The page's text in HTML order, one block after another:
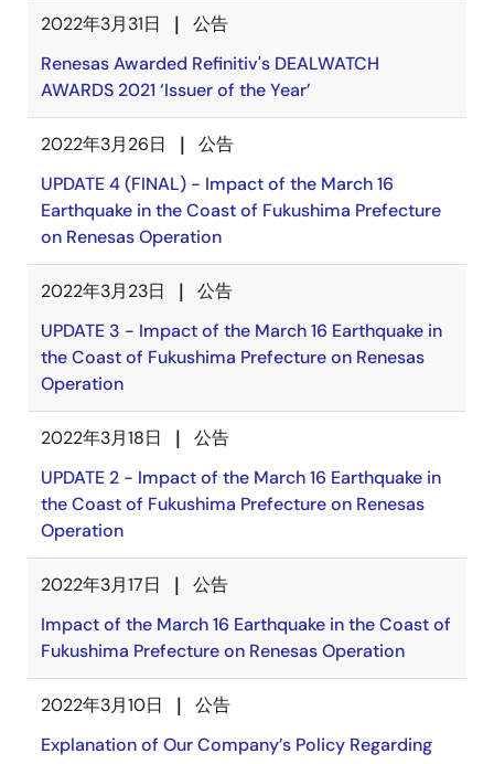
2022年3月31日
公告
Renesas Awarded Refinitiv's DEALWATCH
AWARDS 2021 ‘Issuer of the Year’
2022年3月26日
公告
UPDATE 4 (FINAL) - Impact of the March 16
Earthquake in the Coast of Fukushima Prefecture
on Renesas Operation
2022年3月23日
公告
UPDATE 3 - Impact of the March 16 Earthquake in
the Coast of Fukushima Prefecture on Renesas
Operation
2022年3月18日
公告
UPDATE 2 - Impact of the March 16 Earthquake in
the Coast of Fukushima Prefecture on Renesas
Operation
2022年3月17日
公告
Impact of the March 16 Earthquake in the Coast of
Fukushima Prefecture on Renesas Operation
2022年3月10日
公告
Explanation of Our Company’s Policy Regarding